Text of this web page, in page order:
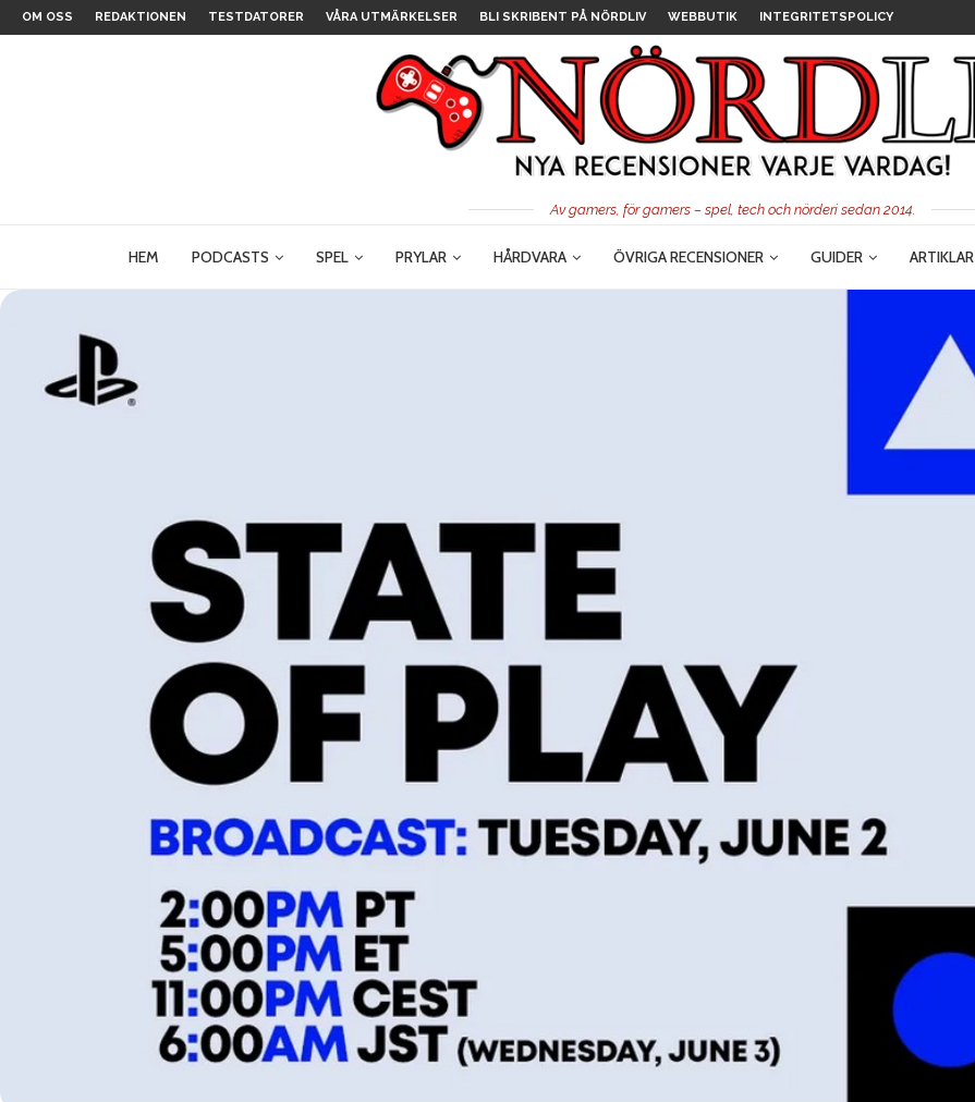
OM OSS REDAKTIONEN TESTDATORER VÅRA UTMÄRKELSER BLI SKRIBENT PÅ NÖRDLIV WEBBUTIK INTEGRITETSPOLICY
Av gamers, för gamers – spel, tech och nörderi sedan 2014.
HEM PODCASTS SPEL PRYLAR HÅRDVARA ÖVRIGA RECENSIONER GUIDER ARTIKLAR